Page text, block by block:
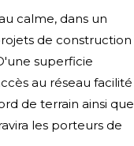
calme, dans un
de construction
superficie
au réseau facilité
de terrain ainsi que
les porteurs de